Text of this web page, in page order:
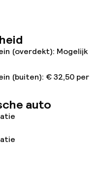
(overdekt): Mogelijk
(buiten): € 32,50 per
auto